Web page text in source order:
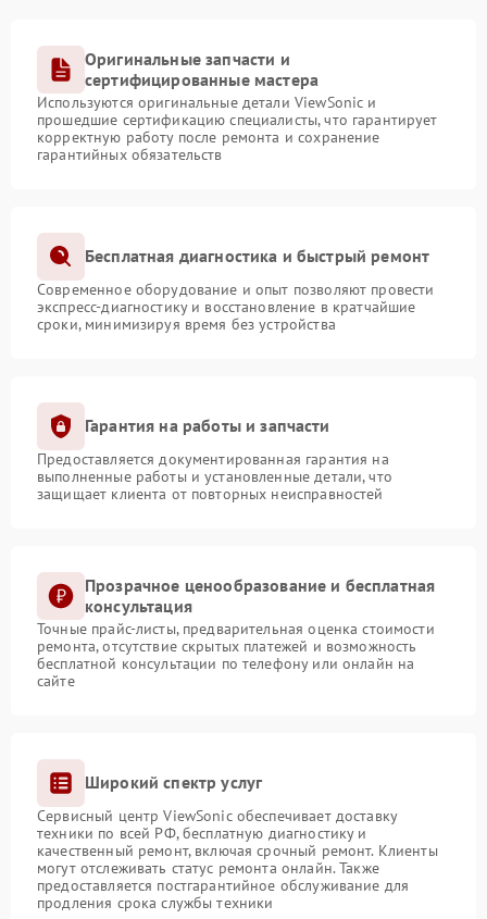
Оригинальные запчасти и
сертифицированные мастера
Используются оригинальные детали ViewSonic и
прошедшие сертификацию специалисты, что гарантирует
корректную работу после ремонта и сохранение
гарантийных обязательств
Бесплатная диагностика и быстрый ремонт
Современное оборудование и опыт позволяют провести
экспресс-диагностику и восстановление в кратчайшие
сроки, минимизируя время без устройства
Гарантия на работы и запчасти
Предоставляется документированная гарантия на
выполненные работы и установленные детали, что
защищает клиента от повторных неисправностей
Прозрачное ценообразование и бесплатная
консультация
Точные прайс-листы, предварительная оценка стоимости
ремонта, отсутствие скрытых платежей и возможность
бесплатной консультации по телефону или онлайн на
сайте
Широкий спектр услуг
Сервисный центр ViewSonic обеспечивает доставку
техники по всей РФ, бесплатную диагностику и
качественный ремонт, включая срочный ремонт. Клиенты
могут отслеживать статус ремонта онлайн. Также
предоставляется постгарантийное обслуживание для
продления срока службы техники